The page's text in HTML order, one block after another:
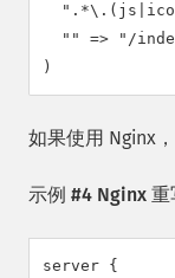
"" => "/
)
如果使用 Nginx
示例 #4 Nginx 重
server {